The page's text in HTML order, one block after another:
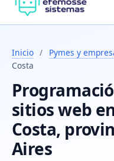
Inicio / Pymes y
Costa
sitios web
Costa,
Aires